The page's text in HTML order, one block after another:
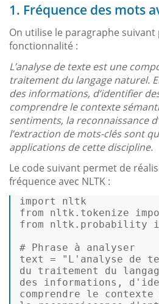
1. Fréquence des mots
On utilise le paragraphe
fonctionnalité :
L’analyse de texte est une
traitement du langage naturel.
des informations, d’identifier
comprendre le contexte
sentiments, la reconnaissance
l’extraction de mots-clés sont
applications de cette discipline.
Le code suivant permet de
fréquence avec NLTK :
import nltk
from nltk.tokenize
from nltk.probability
# Phrase à analyser
text =
"L'analyse de
du traitement du
des informations,
comprendre le